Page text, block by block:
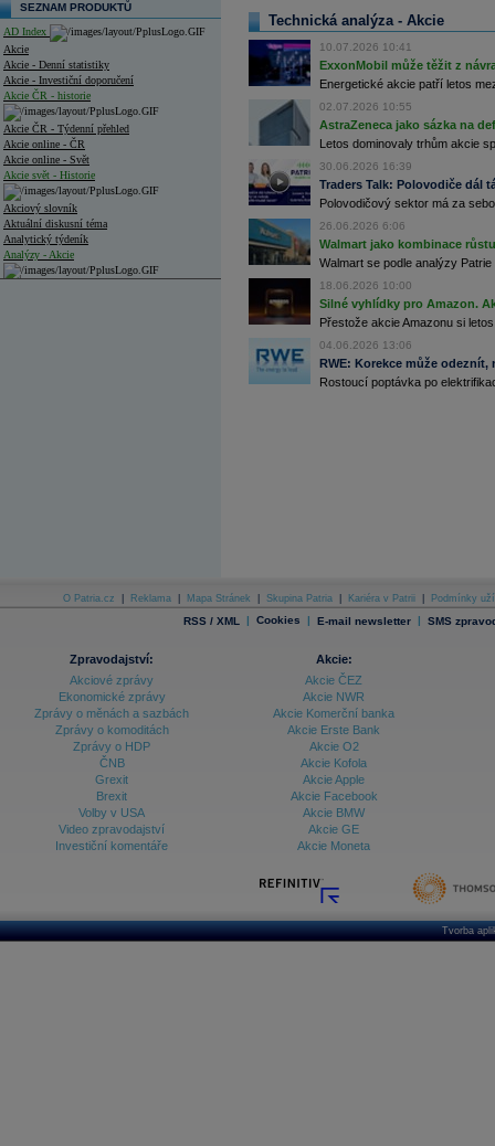
SEZNAM PRODUKTŮ
AD Index
Akcie
Akcie - Denní statistiky
Akcie - Investiční doporučení
Akcie ČR - historie
Akcie ČR - Týdenní přehled
Akcie online - ČR
Akcie online - Svět
Akcie svět - Historie
Akciový slovník
Aktuální diskusní téma
Analytický týdeník
Analýzy - Akcie
Archiv - Měsíční makroekonomické přehledy
Archiv - Vývoj české koruny
Archiv analýz - Makroukazatele
Ceny průmyslových výrobců - Data a prognózy
Ceny průmyslových výrobců - Graf (ČR)
Ceny průmyslových výrobců - Kalendář (ČR)
Ceny průmyslových výrobců - Zpravodajství
Databanka - Ceny
Technická analýza - Akcie
10.07.2026 10:41
ExxonMobil může těžit z
Energetické akcie patří letos
02.07.2026 10:55
AstraZeneca jako sázka na
Letos dominovaly trhům akcie
30.06.2026 16:39
Traders Talk: Polovodiče dál
Polovodičový sektor má za
26.06.2026 6:06
Walmart jako kombinace
Walmart se podle analýzy
18.06.2026 10:00
Silné vyhlídky pro Amazon.
Přestože akcie Amazonu si
04.06.2026 13:06
RWE: Korekce může
Rostoucí poptávka po
O Patria.cz Reklama Mapa Stránek Skupina Patria Kariéra v Patrii Podmínky
RSS / XML | Cookies | E-mail newsletter | SMS
Zpravodajství:
Akciové zprávy
Ekonomické zprávy
Zprávy o měnách a sazbách
Zprávy o komoditách
Zprávy o HDP
ČNB
Grexit
Brexit
Volby v USA
Video zpravodajství
Investiční komentáře
Akcie:
Akcie ČEZ
Akcie NWR
Akcie Komerční banka
Akcie Erste Bank
Akcie O2
Akcie Kofola
Akcie Apple
Akcie Facebook
Akcie BMW
Akcie GE
Akcie Moneta
Tvorba